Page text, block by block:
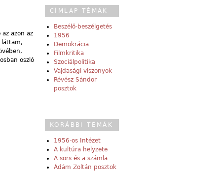
azon az
láttam,
oszló
CÍMLAP TÉMÁK
Beszélő-beszélgetés
1956
Demokrácia
Filmkritika
Szociálpolitika
Vajdasági viszonyok
Révész Sándor
posztok
KORÁBBI TÉMÁK
1956-os Intézet
A kultúra helyzete
A sors és a számla
Ádám Zoltán posztok